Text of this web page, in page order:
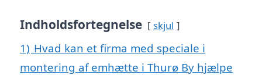
Indholdsfortegnelse skjul
1) Hvad kan et firma med speciale i
montering af emhætte i Thurø By hjælpe